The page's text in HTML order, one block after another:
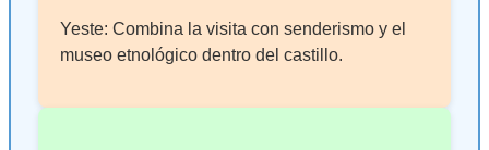
Yeste: Combina la visita con senderismo y el
museo etnológico dentro del castillo.